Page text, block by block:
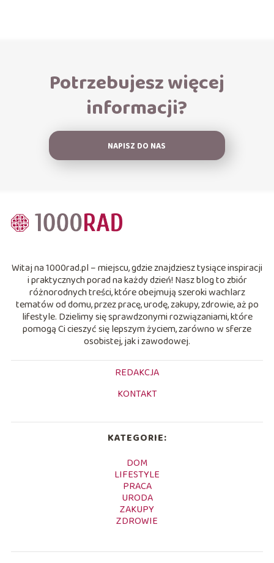
Potrzebujesz więcej
informacji?
NAPISZ DO NAS
Witaj na 1000rad.pl – miejscu, gdzie znajdziesz tysiące inspiracji
i praktycznych porad na każdy dzień! Nasz blog to zbiór
różnorodnych treści, które obejmują szeroki wachlarz
tematów od domu, przez pracę, urodę, zakupy, zdrowie, aż po
lifestyle. Dzielimy się sprawdzonymi rozwiązaniami, które
pomogą Ci cieszyć się lepszym życiem, zarówno w sferze
osobistej, jak i zawodowej.
REDAKCJA
KONTAKT
KATEGORIE:
DOM
LIFESTYLE
PRACA
URODA
ZAKUPY
ZDROWIE